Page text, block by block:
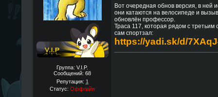
Группа: V.I.P.
Сообщений: 68
Репутация: 1
Статус: Оффлайн
Вот очередная обнов версия, в ней
они катаются на велосипеде и
обновлён профессор.
Траса 117, которая рядом с
сам спортзал:
https://yadi.sk/d/